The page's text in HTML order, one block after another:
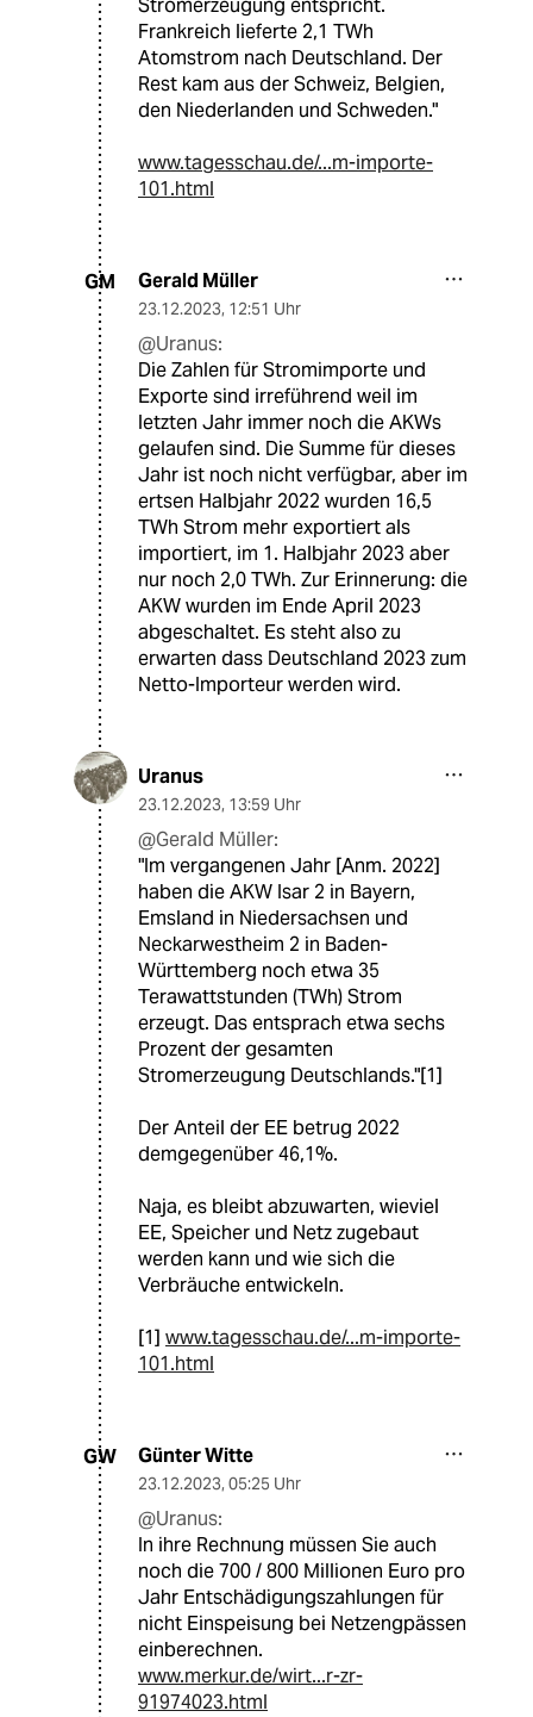
Stromerzeugung entspricht.
Frankreich lieferte 2,1 TWh
Atomstrom nach Deutschland. Der
Rest kam aus der Schweiz, Belgien,
den Niederlanden und Schweden."
www.tagesschau.de/...m-importe-
101.html
GM Gerald Müller
23.12.2023, 12:51 Uhr
@Uranus:
Die Zahlen für Stromimporte und
Exporte sind irreführend weil im
letzten Jahr immer noch die AKWs
gelaufen sind. Die Summe für dieses
Jahr ist noch nicht verfügbar, aber im
ertsen Halbjahr 2022 wurden 16,5
TWh Strom mehr exportiert als
importiert, im 1. Halbjahr 2023 aber
nur noch 2,0 TWh. Zur Erinnerung: die
AKW wurden im Ende April 2023
abgeschaltet. Es steht also zu
erwarten dass Deutschland 2023 zum
Netto-Importeur werden wird.
Uranus
23.12.2023, 13:59 Uhr
@Gerald Müller:
"Im vergangenen Jahr [Anm. 2022]
haben die AKW Isar 2 in Bayern,
Emsland in Niedersachsen und
Neckarwestheim 2 in Baden-
Württemberg noch etwa 35
Terawattstunden (TWh) Strom
erzeugt. Das entsprach etwa sechs
Prozent der gesamten
Stromerzeugung Deutschlands."[1]
Der Anteil der EE betrug 2022
demgegenüber 46,1%.
Naja, es bleibt abzuwarten, wieviel
EE, Speicher und Netz zugebaut
werden kann und wie sich die
Verbräuche entwickeln.
[1] www.tagesschau.de/...m-importe-
101.html
GW Günter Witte
23.12.2023, 05:25 Uhr
@Uranus:
In ihre Rechnung müssen Sie auch
noch die 700 / 800 Millionen Euro pro
Jahr Entschädigungszahlungen für
nicht Einspeisung bei Netzengpässen
einberechnen.
www.merkur.de/wirt...r-zr-
91974023.html